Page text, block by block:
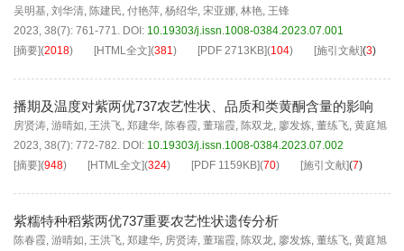
吴明基, 刘华清, 陈建民, 付艳萍, 杨绍华, 宋亚娜, 林艳, 王锋
2023, 38(7): 761-771. DOI: 10.19303/j.issn.1008-0384.2023.07.001
[摘要](2018) [HTML全文](381) [PDF 2713KB](104) [施引文献](3)
播期及温度对紫两优737农艺性状、品质和类黄酮含量的影响
房贤涛, 游晴如, 王洪飞, 郑建华, 陈春霞, 董瑞霞, 陈双龙, 廖发炼, 董练飞, 黄庭旭
2023, 38(7): 772-782. DOI: 10.19303/j.issn.1008-0384.2023.07.002
[摘要](948) [HTML全文](324) [PDF 1159KB](70) [施引文献](7)
紫糯特种稻紫两优737重要农艺性状遗传分析
陈春霞, 游晴如, 王洪飞, 郑建华, 房贤涛, 董瑞霞, 陈双龙, 廖发炼, 董练飞, 黄庭旭